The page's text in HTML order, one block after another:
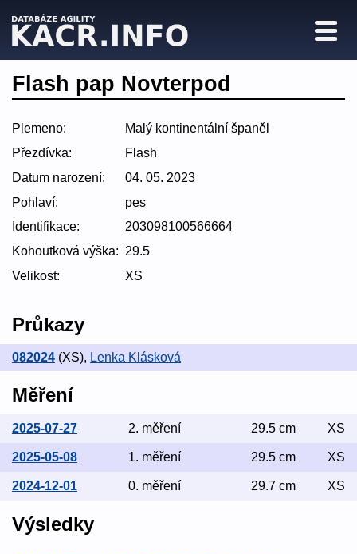
Flash pap Novterpod
Plemeno:
Malý kontinentální španěl
Přezdívka:
Flash
Datum narození:
04. 05. 2023
Pohlaví:
pes
Identifikace:
203098100566664
Kohoutková výška: 29.5
Velikost:
XS
Průkazy
082024 (XS), Lenka Klásková
Měření
2025-07-27 2. měření 29.5 cm XS
2025-05-08 1. měření 29.5 cm XS
2024-12-01 0. měření 29.7 cm XS
Výsledky